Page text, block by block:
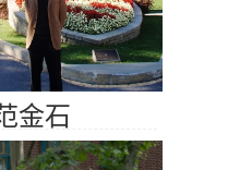
金石